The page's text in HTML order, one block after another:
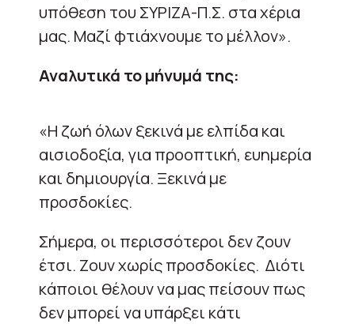
υπόθεση του ΣΥΡΙΖΑ-Π.Σ. στα χέρια
μας. Μαζί φτιάχνουμε το μέλλον».
Αναλυτικά το μήνυμά της:
«Η ζωή όλων ξεκινά με ελπίδα και
αισιοδοξία, για προοπτική, ευημερία
και δημιουργία. Ξεκινά με
προσδοκίες.
Σήμερα, οι περισσότεροι δεν ζουν
έτσι. Ζουν χωρίς προσδοκίες. Διότι
κάποιοι θέλουν να μας πείσουν πως
δεν μπορεί να υπάρξει κάτι